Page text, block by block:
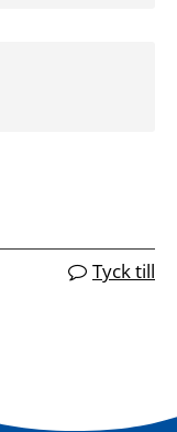
Tyck till